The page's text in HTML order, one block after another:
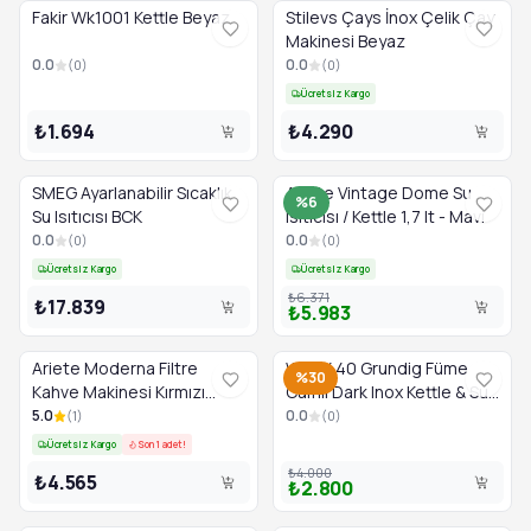
Fakir Wk1001 Kettle Beyaz
0.0 (0)
₺1.694
Stilevs Çays İnox Çelik Çay
Makinesi Beyaz
0.0 (0)
Ücretsiz Kargo
₺4.290
SMEG Ayarlanabilir Sıcaklık
Su Isıtıcısı BCK
0.0 (0)
Ücretsiz Kargo
₺17.839
%6
Ariete Vintage Dome Su
Isıtıcısı / Kettle 1,7 lt - Mavi
0.0 (0)
Ücretsiz Kargo
₺6.371
₺5.983
Ariete Moderna Filtre
Kahve Makinesi Kırmızı
1396
5.0 (1)
Ücretsiz Kargo Son 1 adet!
₺4.565
%30
WK 6440 Grundig Füme
Camlı Dark Inox Kettle & Su
Isıtıcı
0.0 (0)
₺4.000
₺2.800